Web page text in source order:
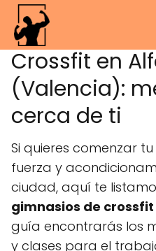
Crossfit en
(Valencia):
cerca de ti
Si quieres comenzar
fuerza y
ciudad, aquí te
gimnasios de
guía encontrarás los
y clases para el